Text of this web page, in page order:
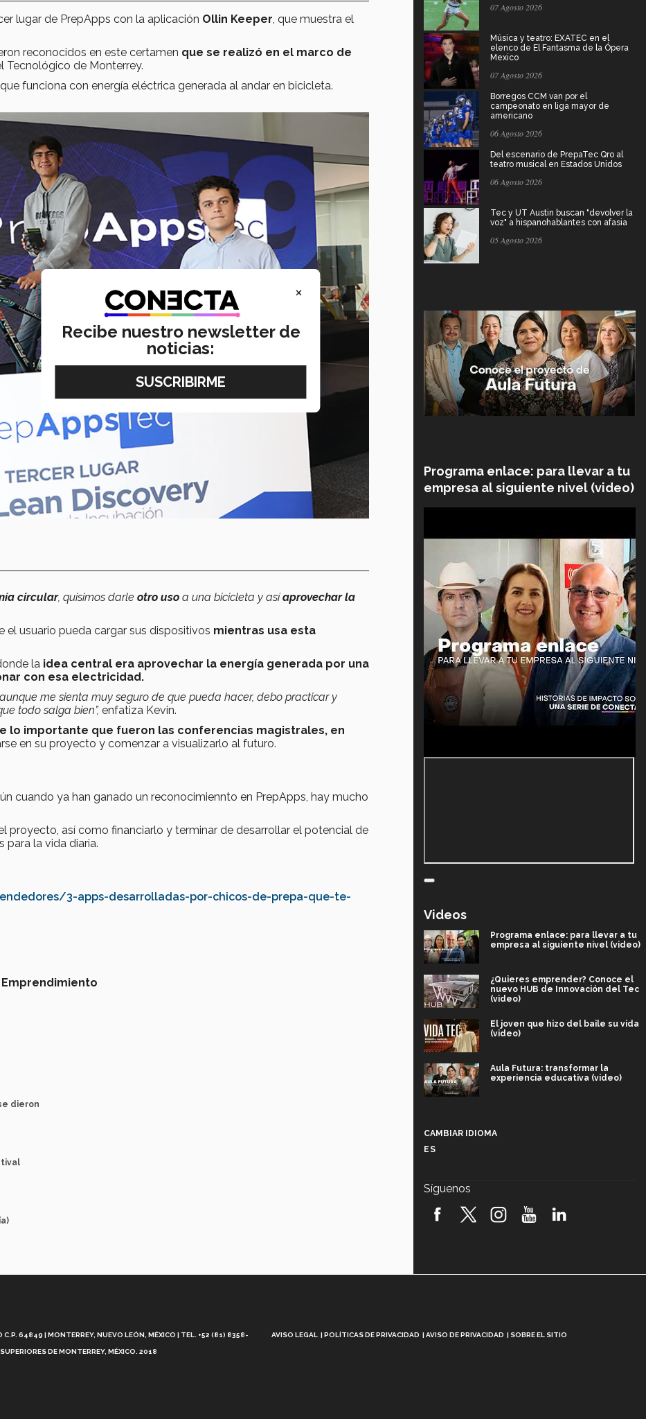
lugar de PrepApps con la aplicación Ollin Keeper , que muestra el
reconocidos en este certamen que se realizó en el marco de
Tecnológico de Monterrey.
funciona con energía eléctrica generada al andar en bicicleta.
circular, quisimos darle otro uso a una bicicleta y asíaprovechar la
el usuario pueda cargar sus dispositivos mientras usa esta
la idea central era aprovechar la energía generada por una
con esa electricidad.
me sienta muy seguro de que pueda hacer, debo practicar y
todo salga bien”, enfatiza Kevin.
lo importante que fueron las conferencias magistrales, en
en su proyecto y comenzar a visualizarlo al futuro.
cuando ya han ganado un reconocimiennto en PrepApps, hay mucho
proyecto, así como financiarlo y terminar de desarrollar el potencial de
para la vida diaria.
3-apps-desarrolladas-por-chicos-de-prepa-que-te-
Emprendimiento
dieron
07 Agosto 2026
Música y teatro: EXATEC en el
elenco de El Fantasma de la Ópera
Mexico
07 Agosto 2026
Borregos CCM van por el
campeonato en liga mayor de
americano
06 Agosto 2026
Del escenario de PrepaTec Qro al
teatro musical en Estados Unidos
06 Agosto 2026
Tec y UT Austin buscan "devolver la
voz" a hispanohablantes con afasia
05 Agosto 2026
Programa enlace: para llevar a tu
empresa al siguiente nivel (video)
Videos
Programa enlace: para llevar a tu
empresa al siguiente nivel (video)
¿Quieres emprender? Conoce el
nuevo HUB de Innovación del Tec
(video)
El joven que hizo del baile su vida
(video)
Aula Futura: transformar la
experiencia educativa (video)
robótica FIRST 2026! (video)
Vida Tec: Feminismo e Inteligencia
CAMBIAR IDIOMA
ES
Síguenos
64849 | MONTERREY, NUEVO LEÓN, MÉXICO | TEL. +52 (81) 8358-
DE MONTERREY, MÉXICO. 2018
AVISO LEGAL POLÍTICAS DE PRIVACIDAD AVISO DE PRIVACIDAD SOBRE EL SITIO
×
Recibe nuestro newsletter de
noticias: